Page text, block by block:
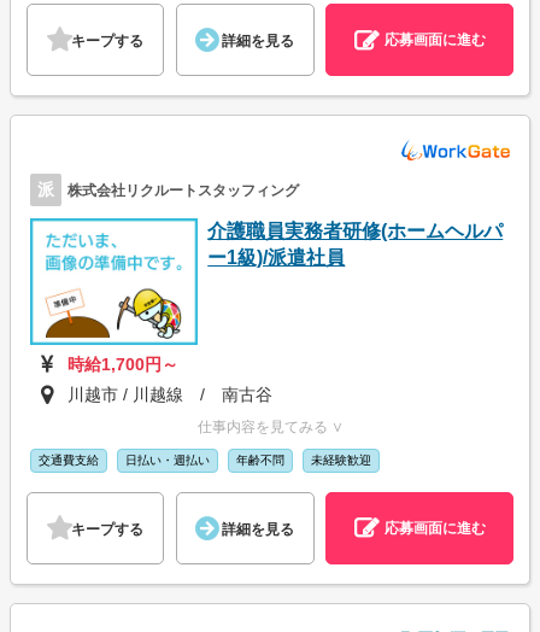
キープする 詳細を見る 応募画面に進む
派 株式会社リクルートスタッフィング
介護職員実務者研修(ホームヘルパ
ー1級)/派遣社員
時給1,700円～
川越市 / 川越線 / 南古谷
仕事内容を見てみる ∨
交通費支給 日払い・週払い 年齢不問 未経験歓迎
キープする 詳細を見る 応募画面に進む